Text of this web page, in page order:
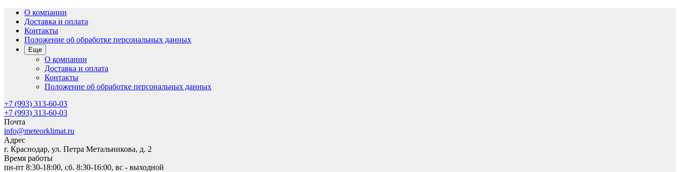
О компании
Доставка и оплата
Контакты
Положение об обработке персональных данных
Еще
О компании
Доставка и оплата
Контакты
Положение об обработке персональных данных
+7 (993) 313-60-03
+7 (993) 313-60-03
Почта
info@meteorklimat.ru
Адрес
г. Краснодар, ул. Петра Метальникова, д. 2
Время работы
пн-пт 8:30-18:00, сб. 8:30-16:00, вс - выходной